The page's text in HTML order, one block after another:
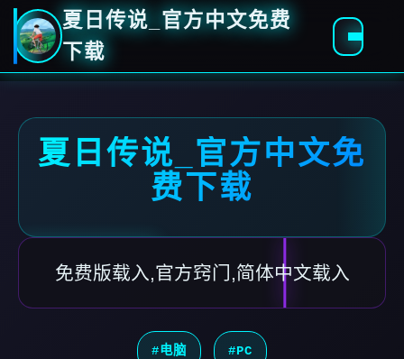
夏日传说_官方中文免费
下载
夏日传说_官方中文免
费下载
免费版载入,官方窍门,简体中文载入
#电脑 #PC